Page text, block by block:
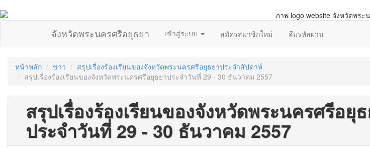
จังหวัดพระนครศรีอยุธยา เข้าสู่ระบบ สมัครสมาชิกใหม่ ลืมรหัสผ่าน
หน้าหลัก ข่าว
สรุปเรื่องร้องเรียนของจังหวัดพระนครศรีอยุธยาประจำสัปดาห์
สรุปเรื่องร้องเรียนของจังหวัดพระนครศรีอยุธยาประจำวันที่ 29 - 30 ธันวาคม 2557
สรุปเรื่องร้องเรียนของจังหวัดพระนครศรีอยุ
ประจำวันที่ 29 - 30 ธันวาคม 2557